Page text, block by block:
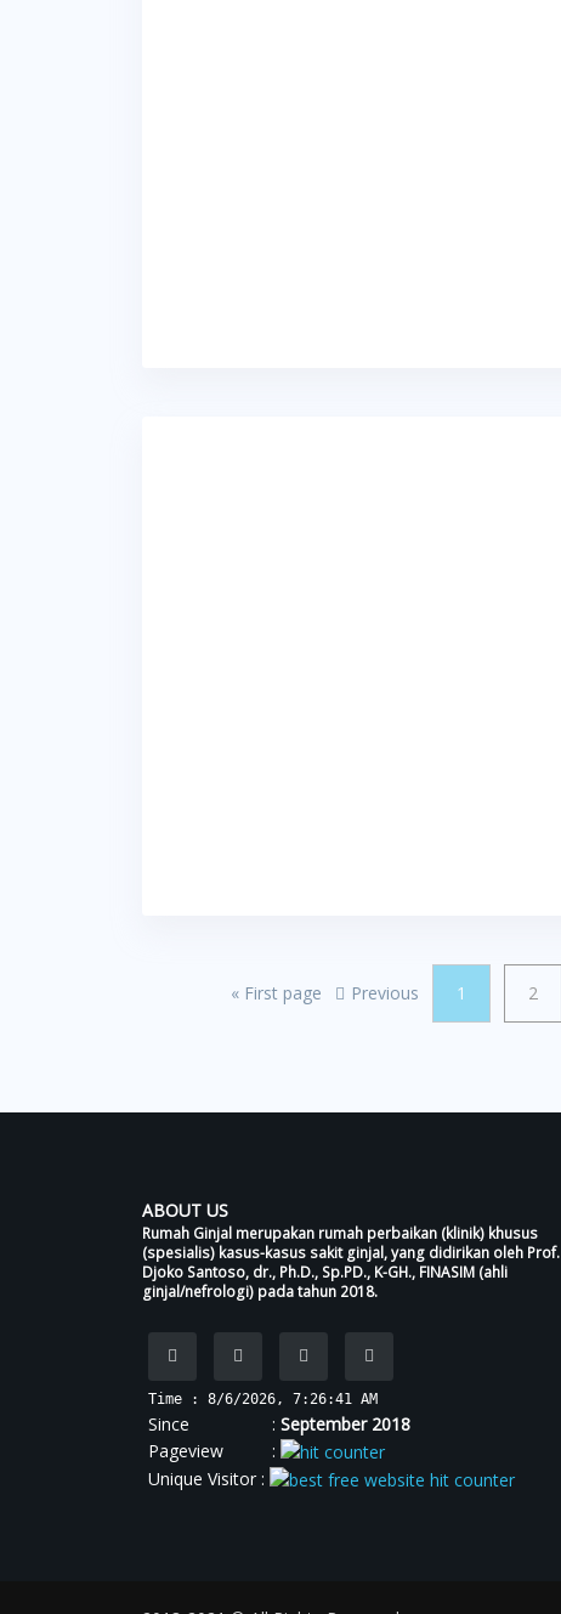
«First page Previous 1 2
ABOUT US
Rumah Ginjal merupakan rumah perbaikan (klinik) khusus
(spesialis) kasus-kasus sakit ginjal, yang didirikan oleh Prof.
Djoko Santoso, dr., Ph.D., Sp.PD., K-GH., FINASIM (ahli
ginjal/nefrologi) pada tahun 2018.
Time : 8/6/2026, 7:26:42 AM
Since : September 2018
Pageview :
Unique Visitor :